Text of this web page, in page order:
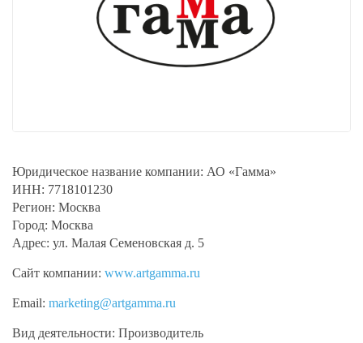
Юридическое название компании: АО «Гамма»
ИНН: 7718101230
Регион: Москва
Город: Москва
Адрес: ул. Малая Семеновская д. 5
Сайт компании: www.artgamma.ru
Email: marketing@artgamma.ru
Вид деятельности: Производитель